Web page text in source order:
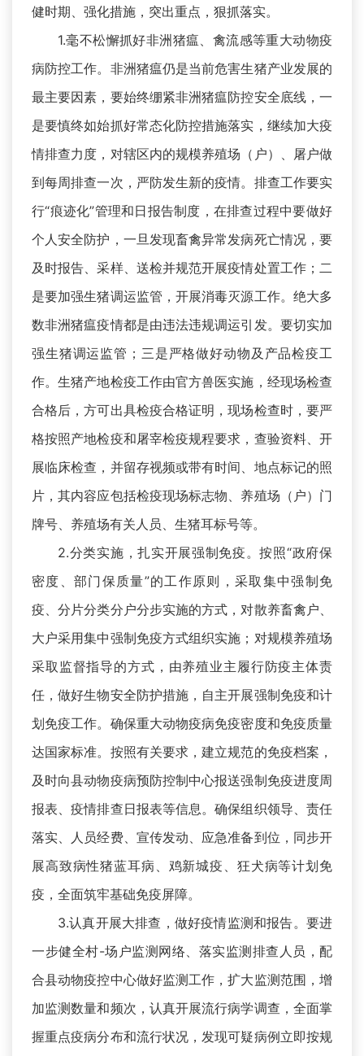
健时期、强化措施，突出重点，狠抓落实。
1.毫不松懈抓好非洲猪瘟、禽流感等重大动物疫
病防控工作。非洲猪瘟仍是当前危害生猪产业发展的
最主要因素，要始终绷紧非洲猪瘟防控安全底线，一
是要慎终如始抓好常态化防控措施落实，继续加大疫
情排查力度，对辖区内的规模养殖场（户）、屠户做
到每周排查一次，严防发生新的疫情。排查工作要实
行“痕迹化”管理和日报告制度，在排查过程中要做好
个人安全防护，一旦发现畜禽异常发病死亡情况，要
及时报告、采样、送检并规范开展疫情处置工作；二
是要加强生猪调运监管，开展消毒灭源工作。绝大多
数非洲猪瘟疫情都是由违法违规调运引发。要切实加
强生猪调运监管；三是严格做好动物及产品检疫工
作。生猪产地检疫工作由官方兽医实施，经现场检查
合格后，方可出具检疫合格证明，现场检查时，要严
格按照产地检疫和屠宰检疫规程要求，查验资料、开
展临床检查，并留存视频或带有时间、地点标记的照
片，其内容应包括检疫现场标志物、养殖场（户）门
牌号、养殖场有关人员、生猪耳标号等。
2.分类实施，扎实开展强制免疫。按照“政府保
密度、部门保质量”的工作原则，采取集中强制免
疫、分片分类分户分步实施的方式，对散养畜禽户、
大户采用集中强制免疫方式组织实施；对规模养殖场
采取监督指导的方式，由养殖业主履行防疫主体责
任，做好生物安全防护措施，自主开展强制免疫和计
划免疫工作。确保重大动物疫病免疫密度和免疫质量
达国家标准。按照有关要求，建立规范的免疫档案，
及时向县动物疫病预防控制中心报送强制免疫进度周
报表、疫情排查日报表等信息。确保组织领导、责任
落实、人员经费、宣传发动、应急准备到位，同步开
展高致病性猪蓝耳病、鸡新城疫、狂犬病等计划免
疫，全面筑牢基础免疫屏障。
3.认真开展大排查，做好疫情监测和报告。要进
一步健全村-场户监测网络、落实监测排查人员，配
合县动物疫控中心做好监测工作，扩大监测范围，增
加监测数量和频次，认真开展流行病学调查，全面掌
握重点疫病分布和流行状况，发现可疑病例立即按规